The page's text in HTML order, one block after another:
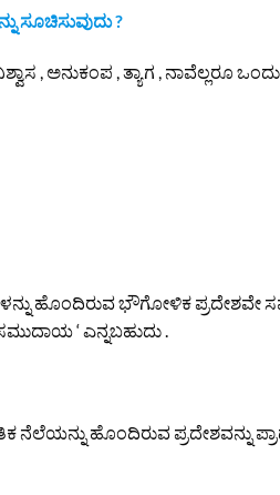
ಸೂಚಿಸುವುದು ?
, ಅನುಕಂಪ , ತ್ಯಾಗ , ನಾವೆಲ್ಲರೂ
ಹೊಂದಿರುವ ಭೌಗೋಳಿಕ
‘ ಎನ್ನಬಹುದು .
ಹೊಂದಿರುವ ಪ್ರದೇಶವನ್ನು